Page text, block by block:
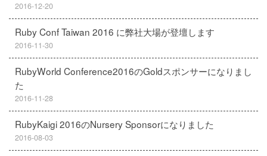
2016-12-20
Ruby Conf Taiwan 2016 に弊社大場が登壇します
2016-11-30
RubyWorld Conference2016のGoldスポンサーになりまし
た
2016-11-28
RubyKaigi 2016のNursery Sponsorになりました
2016-08-03